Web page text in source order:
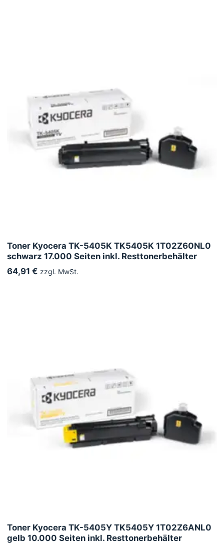
Toner Kyocera TK-5405K TK5405K 1T02Z60NL0
schwarz 17.000 Seiten inkl. Resttonerbehälter
64,91 € zzgl. MwSt.
Toner Kyocera TK-5405Y TK5405Y 1T02Z6ANL0
gelb 10.000 Seiten inkl. Resttonerbehälter